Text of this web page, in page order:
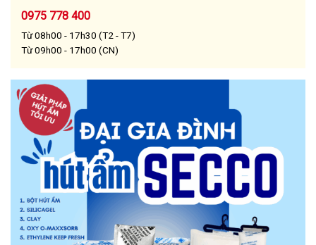
0975 778 400
Từ 08h00 - 17h30 (T2 - T7)
Từ 09h00 - 17h00 (CN)